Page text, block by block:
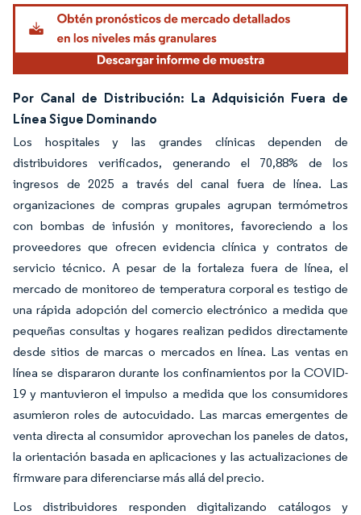
Por Canal de Distribución: La Adquisición Fuera de
Línea Sigue Dominando
Los hospitales y las grandes clínicas dependen de
distribuidores verificados, generando el 70,88% de los
ingresos de 2025 a través del canal fuera de línea. Las
organizaciones de compras grupales agrupan termómetros
con bombas de infusión y monitores, favoreciendo a los
proveedores que ofrecen evidencia clínica y contratos de
servicio técnico. A pesar de la fortaleza fuera de línea, el
mercado de monitoreo de temperatura corporal es testigo de
una rápida adopción del comercio electrónico a medida que
pequeñas consultas y hogares realizan pedidos directamente
desde sitios de marcas o mercados en línea. Las ventas en
línea se dispararon durante los confinamientos por la COVID-
19 y mantuvieron el impulso a medida que los consumidores
asumieron roles de autocuidado. Las marcas emergentes de
venta directa al consumidor aprovechan los paneles de datos,
la orientación basada en aplicaciones y las actualizaciones de
firmware para diferenciarse más allá del precio.
Los distribuidores responden digitalizando catálogos y